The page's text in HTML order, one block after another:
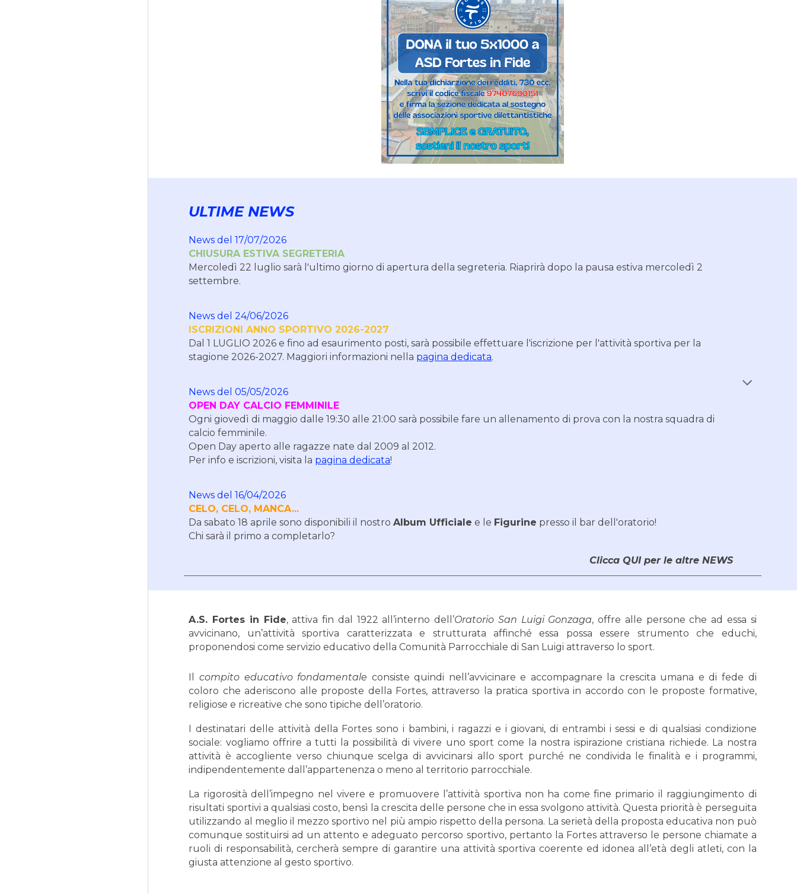
ULTIME NEWS
News del17/07/2026
CHIUSURA ESTIVA SEGRETERIA
Mercoledì 22 luglio sarà l'ultimo giorno di apertura della segreteria. Riaprirà dopo la pausa estiva mercoledì 2
settembre.
News del24/06/2026
ISCRIZIONI ANNO SPORTIVO 2026-2027
Dal 1 LUGLIO 2026 e fino ad esaurimento posti, sarà possibile effettuare l'iscrizione per l'attività sportiva per la
stagione 2026-2027. Maggiori informazioni nella pagina dedicata.
News del05/05/2026
OPEN DAY CALCIO FEMMINILE
Ogni giovedì di maggio dalle 19:30 alle 21:00 sarà possibile fare un allenamento di prova con la nostra squadra di
calcio femminile.
Open Day aperto alle ragazze nate dal 2009 al 2012.
Per info e iscrizioni, visita la pagina dedicata!
News del16/04/2026
CELO, CELO, MANCA...
Da sabato 18 aprile sono disponibili il nostroAlbum Ufficiale e le Figurine presso il bar dell'oratorio!
Chi sarà il primo a completarlo?
Clicca QUI per le altre NEWS
A.S. Fortes in Fide, attiva fin dal 1922 all’interno dell’Oratorio San Luigi Gonzaga, offre alle persone che ad essa si
avvicinano, un’attività sportiva caratterizzata e strutturata affinché essa possa essere strumento che educhi,
proponendosi come servizio educativo della Comunità Parrocchiale diSan Luigi attraverso lo sport.
Ilcompito educativo fondamentale consiste quindi nell’avvicinare e accompagnare la crescita umana e di fede di
coloro che aderiscono alle proposte della Fortes, attraverso la pratica sportiva in accordo con le proposte formative,
religiose e ricreative che sono tipiche dell’oratorio.
I destinatari delle attività della Fortes sono i bambini, i ragazzi e i giovani, di entrambi i sessi e di qualsiasi condizione
sociale: vogliamo offrire a tutti la possibilità di vivere uno sport come la nostra ispirazione cristiana richiede. La nostra
attività è accogliente verso chiunque scelga di avvicinarsi allo sport purché ne condivida le finalità e i programmi,
indipendentemente dall’appartenenza o meno al territorio parrocchiale.
La rigorosità dell’impegno nel vivere e promuovere l’attività sportiva non ha come fine primario il raggiungimento di
risultati sportivi a qualsiasi costo, bensì la crescita delle persone che in essa svolgono attività. Questa priorità è perseguita
utilizzando al meglio il mezzo sportivo nel più ampio rispetto della persona. La serietà della proposta educativa non può
comunque sostituirsi ad un attento e adeguato percorso sportivo, pertanto la Fortes attraverso le persone chiamate a
ruoli di responsabilità, cercherà sempre di garantire una attività sportiva coerente ed idonea all’età degli atleti, con la
giusta attenzione al gesto sportivo.